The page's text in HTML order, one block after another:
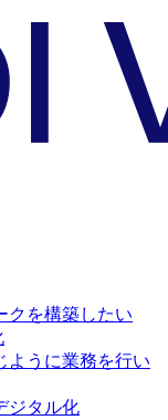
クを構築したい
ように業務を行い
ジタル化